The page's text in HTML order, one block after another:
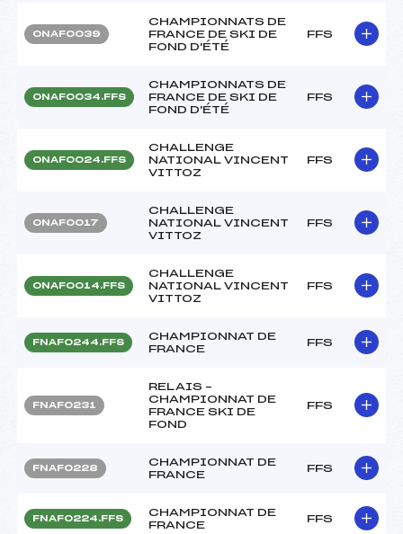
ONAF0039
CHAMPIONNATS DE
FRANCE DE SKI DE
FOND D'ÉTÉ
FFS
ONAF0034.FFS
CHAMPIONNATS DE
FRANCE DE SKI DE
FOND D'ÉTÉ
FFS
ONAF0024.FFS
CHALLENGE
NATIONAL VINCENT
VITTOZ
FFS
ONAF0017
CHALLENGE
NATIONAL VINCENT
VITTOZ
FFS
ONAF0014.FFS
CHALLENGE
NATIONAL VINCENT
VITTOZ
FFS
FNAF0244.FFS
CHAMPIONNAT DE
FRANCE
FFS
FNAF0231
RELAIS –
CHAMPIONNAT DE
FRANCE SKI DE
FOND
FFS
FNAF0228
CHAMPIONNAT DE
FRANCE
FFS
FNAF0224.FFS
CHAMPIONNAT DE
FRANCE
FFS